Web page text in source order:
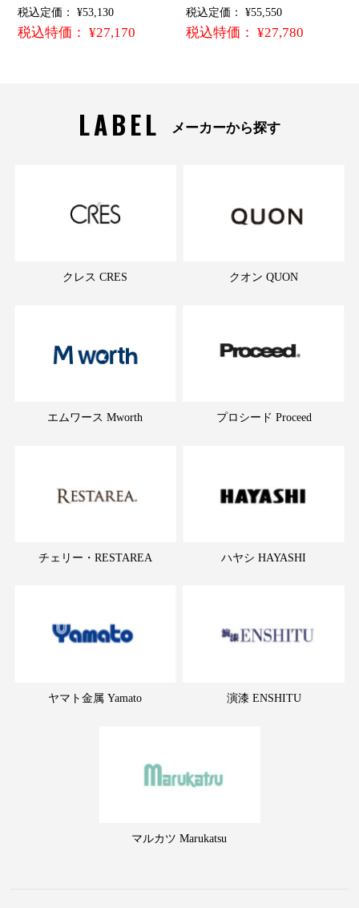
税込定価： ¥53,130
税込特価： ¥27,170
税込定価： ¥55,550
税込特価： ¥27,780
LABEL メーカーから探す
クレス CRES クオン QUON
エムワース Mworth プロシード Proceed
チェリー・RESTAREA ハヤシ HAYASHI
ヤマト金属 Yamato 演漆 ENSHITU
マルカツ Marukatsu